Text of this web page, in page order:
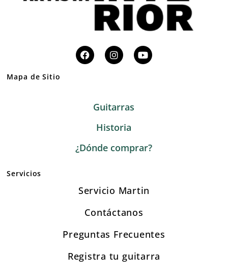
Mapa de Sitio
Guitarras
Historia
¿Dónde comprar?
Servicios
Servicio Martin
Contáctanos
Preguntas Frecuentes
Registra tu guitarra